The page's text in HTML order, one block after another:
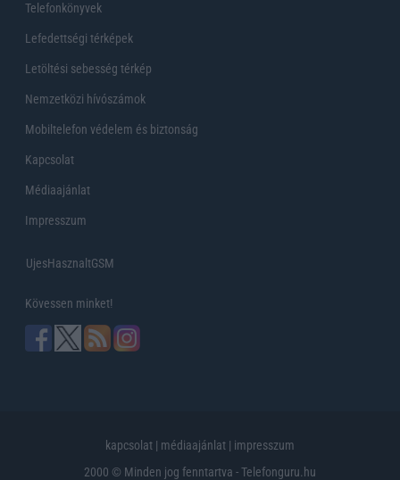
Telefonkönyvek
Lefedettségi térképek
Letöltési sebesség térkép
Nemzetközi hívószámok
Mobiltelefon védelem és biztonság
Kapcsolat
Médiaajánlat
Impresszum
UjesHasznaltGSM
Kövessen minket!
kapcsolat | médiaajánlat | impresszum
2000 © Minden jog fenntartva - Telefonguru.hu